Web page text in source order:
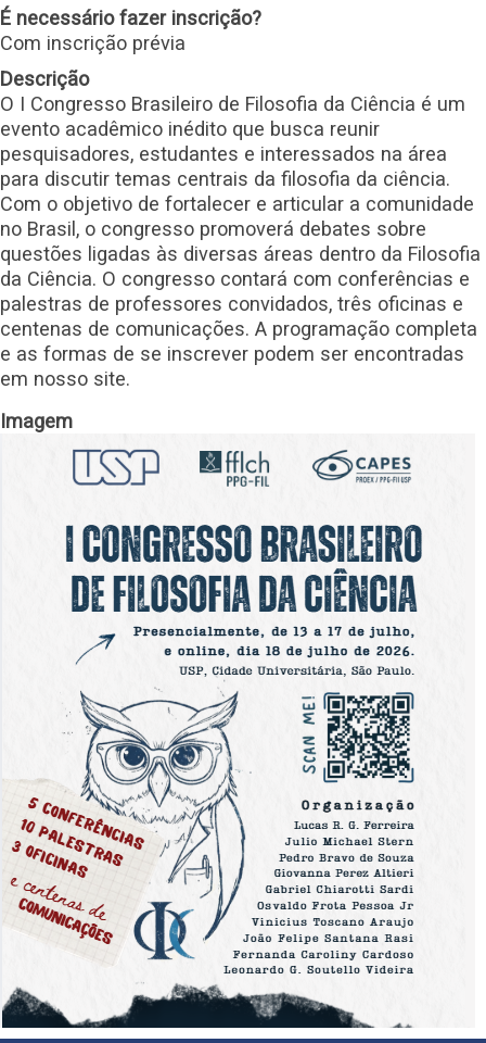
É necessário fazer inscrição?
Com inscrição prévia
Descrição
O I Congresso Brasileiro de Filosofia da Ciência é um
evento acadêmico inédito que busca reunir
pesquisadores, estudantes e interessados na área
para discutir temas centrais da filosofia da ciência.
Com o objetivo de fortalecer e articular a comunidade
no Brasil, o congresso promoverá debates sobre
questões ligadas às diversas áreas dentro da Filosofia
da Ciência. O congresso contará com conferências e
palestras de professores convidados, três oficinas e
centenas de comunicações. A programação completa
e as formas de se inscrever podem ser encontradas
em nosso site.
Imagem